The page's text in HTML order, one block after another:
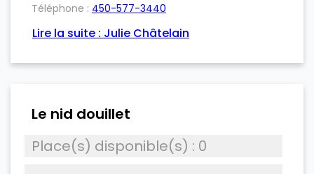
Téléphone : 450-577-3440
Lire la suite : Julie Châtelain
Le nid douillet
Place(s) disponible(s) : 0